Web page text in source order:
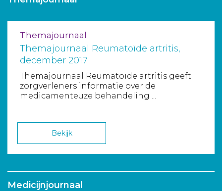
Inloggen
Toegang leeromgeving
Themajournaal
Themajournaal Reumatoïde artritis,
december 2017
Themajournaal Reumatoïde artritis geeft
zorgverleners informatie over de
medicamenteuze behandeling ...
Bekijk
Medicijnjournaal